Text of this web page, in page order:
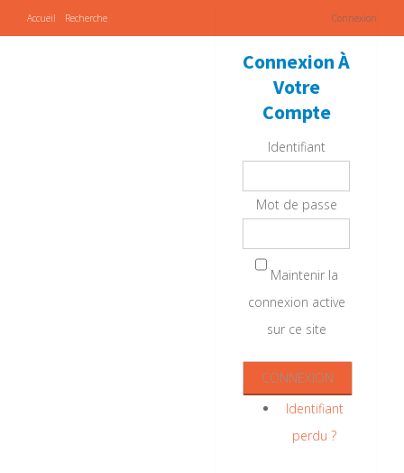
Accueil Recherche Connexion
Connexion À
Votre
Compte
Identifiant
Mot de passe
Maintenir la
connexion active
sur ce site
Identifiant
perdu ?